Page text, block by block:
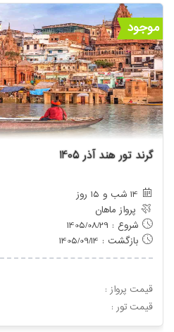
موجود
گرند تور هند آذر 1405
14 شب و 15 روز
پرواز ماهان
شروع : 1405/08/29
بازگشت : 1405/09/14
قیمت پرواز :
: قیمت تور